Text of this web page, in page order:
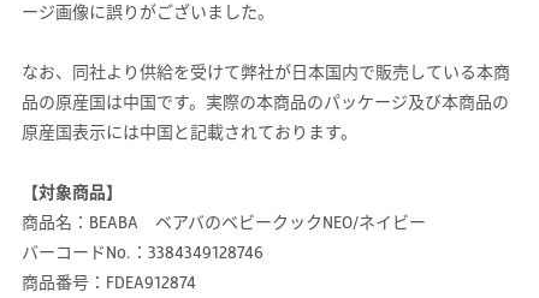
ージ画像に誤りがございました。
なお、同社より供給を受けて弊社が日本国内で販売している本商
品の原産国は中国です。実際の本商品のパッケージ及び本商品の
原産国表示には中国と記載されております。
【対象商品】
商品名：BEABA ベアバのベビークックNEO/ネイビー
バーコードNo.：3384349128746
商品番号：FDEA912874